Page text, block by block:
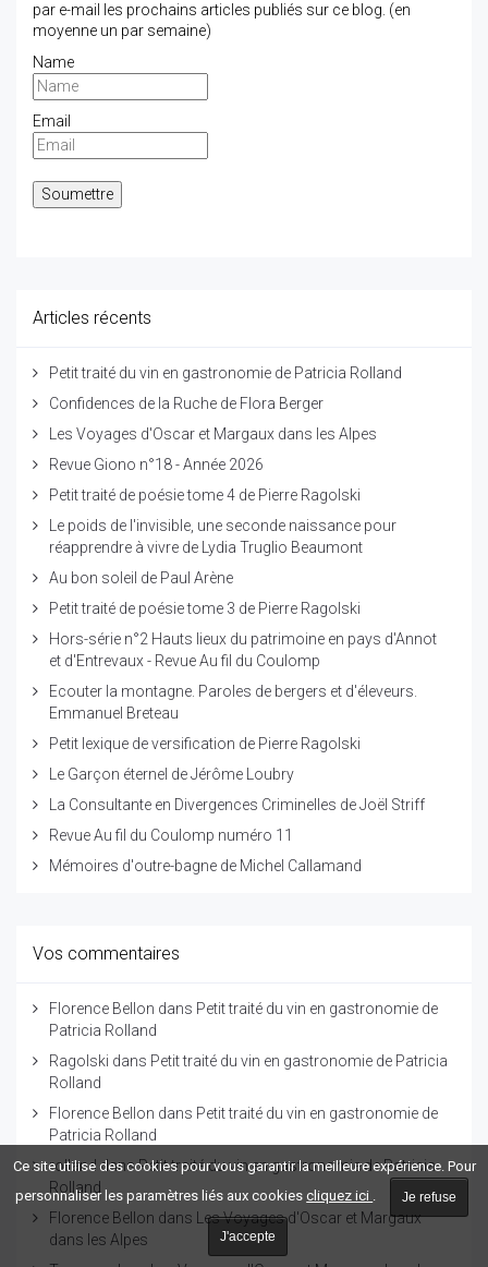
par e-mail les prochains articles publiés sur ce blog. (en
moyenne un par semaine)
Name
Email
Articles récents
Petit traité du vin en gastronomie de Patricia Rolland
Confidences de la Ruche de Flora Berger
Les Voyages d'Oscar et Margaux dans les Alpes
Revue Giono n°18 - Année 2026
Petit traité de poésie tome 4 de Pierre Ragolski
Le poids de l'invisible, une seconde naissance pour
réapprendre à vivre de Lydia Truglio Beaumont
Au bon soleil de Paul Arène
Petit traité de poésie tome 3 de Pierre Ragolski
Hors-série n°2 Hauts lieux du patrimoine en pays d'Annot
et d'Entrevaux - Revue Au fil du Coulomp
Ecouter la montagne. Paroles de bergers et d'éleveurs.
Emmanuel Breteau
Petit lexique de versification de Pierre Ragolski
Le Garçon éternel de Jérôme Loubry
La Consultante en Divergences Criminelles de Joël Striff
Revue Au fil du Coulomp numéro 11
Mémoires d'outre-bagne de Michel Callamand
Vos commentaires
Florence Bellon dans Petit traité du vin en gastronomie de
Patricia Rolland
Ragolski dans Petit traité du vin en gastronomie de Patricia
Rolland
Florence Bellon dans Petit traité du vin en gastronomie de
Patricia Rolland
rollanddansPetit traité du vin en gastronomie de Patricia
Rolland
Florence Bellon dans Les Voyages d'Oscar et Margaux
dans les Alpes
Ce site utilise des cookies pour vous garantir la meilleure expérience. Pour
personnaliser les paramètres liés aux cookiescliquez ici . Je refuse
J'accepte